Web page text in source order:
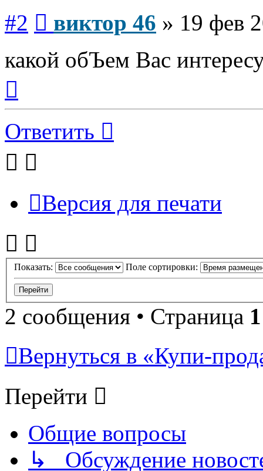
#2 виктор 46 » 19 фев
какой обЪем Вас
началу
Ответить
Версия для печати
Показать: Поле сортировки:
2 сообщения • Страница 1
Вернуться в «Купи-
Перейти
Общие вопросы
↳ Обсуждение